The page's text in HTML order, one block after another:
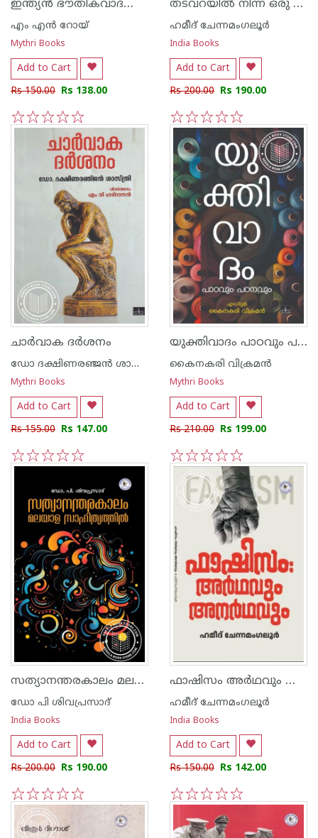
ഇന്ത്യന്‍ ഭൗതികവാദവും സന്യാസവും
എം എന്‍ റോയ്
Mythri Books
Add to Cart
Rs 150.00 Rs 138.00
5
4
3
2
1
തടവറയില്‍ നിന്ന് ഒരു തീപ്പന്തം
ഹമീദ് ചേന്നമംഗലൂര്‍
India Books
Add to Cart
Rs 200.00 Rs 190.00
5
4
3
2
1
ചാര്‍വാക ദര്‍ശനം
ഡോ ദക്ഷിണരഞ്ജന്‍ ശാസ്ത്രി
Mythri Books
Add to Cart
Rs 155.00 Rs 147.00
5
4
3
2
1
യുക്തിവാദം പാഠവും പഠനവും
കൈനകരി വിക്രമന്‍
Mythri Books
Add to Cart
Rs 210.00 Rs 199.00
5
4
3
2
1
സത്യാനന്തരകാലം മലയാള സാഹിത്യത്തിൽ
ഡോ പി ശിവപ്രസാദ്
India Books
Add to Cart
Rs 200.00 Rs 190.00
5
4
3
2
1
ഫാഷിസം അർഥവും അനർഥവും
ഹമീദ് ചേന്നമംഗലൂര്‍
India Books
Add to Cart
Rs 150.00 Rs 142.00
5
4
3
2
1